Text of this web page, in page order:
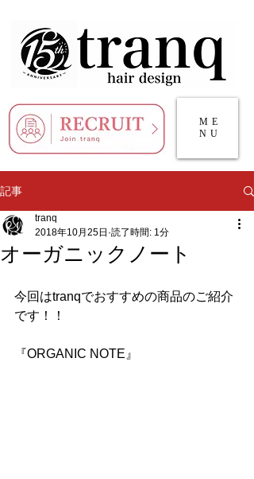
ME
NU
記事
オーガニックノート
tranq
2018年10月25日 読了時間: 1分
今回はtranqでおすすめの商品のご紹介
です！！
『ORGANIC NOTE』